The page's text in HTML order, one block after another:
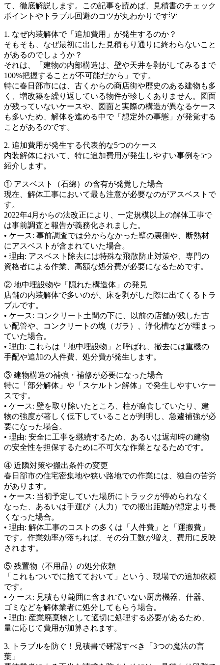
て、徹底解説します。この記事を読めば、見積書のチェック
ポイントやトラブル回避のコツが丸わかりです💡
1. なぜ内装解体で「追加費用」が発生するのか？
そもそも、なぜ最初に出した見積もり通りに終わらないこと
があるのでしょうか？
それは、「建物の内部構造は、壁や天井を剥がしてみるまで
100%把握することが不可能だから」です。
特に春日部市には、古くからの商店街や歴史のある建物も多
く、増改築を繰り返している物件が珍しくありません。図面
が残っていないケースや、図面と実際の構造が異なるケース
も多いため、解体を進める中で「想定外の事態」が発覚する
ことがあるのです。
2. 追加費用が発生する代表的な5つのケース
内装解体において、特に追加費用が発生しやすい事例を5つ
紹介します。
① アスベスト（石綿）の含有が発覚した場合
現在、解体工事において最も注意が必要なのがアスベストで
す。
2022年4月からの法改正により、一定規模以上の解体工事で
は事前調査と報告が義務化されました。
• ケース: 事前調査では分からなかった壁の裏側や、断熱材
にアスベストが含まれていた場合。
• 理由: アスベスト除去には特殊な飛散防止対策や、専門の
資格者による作業、高額な処分費が必要になるためです。
② 地中埋設物や「隠れた構造体」の発見
店舗の内装解体で多いのが、床を剥がした際に出てくるトラ
ブルです。
• ケース: コンクリート土間の下に、以前の店舗が残した古
い配管や、コンクリートの塊（ガラ）、浄化槽などが埋まっ
ていた場合。
• 理由: これらは「地中埋設物」と呼ばれ、撤去には重機の
手配や追加の人件費、処分費が発生します。
③ 建物構造の補強・補修が必要になった場合
特に「部分解体」や「スケルトン解体」で発生しやすいケー
スです。
• ケース: 壁を取り除いたところ、柱が腐食していたり、建
物の強度が著しく低下していることが判明し、急遽補強が必
要になった場合。
• 理由: 安全に工事を継続するため、あるいは返却時の建物
の安全性を担保するために不可欠な作業となるためです。
④ 近隣対策や搬出条件の変更
春日部市の住宅密集地や狭い路地での作業には、独自の苦労
があります。
• ケース: 当初予定していた場所にトラックが停められなく
なった、あるいは手運び（人力）での搬出距離が想定より長
くなった場合。
• 理由: 解体工事のコストの多くは「人件費」と「運搬費」
です。作業効率が落ちれば、その分工数が増え、費用に反映
されます。
⑤ 残置物（不用品）の処分依頼
「これもついでに捨てておいて」という、現場での追加依頼
です。
• ケース: 見積もり範囲に含まれていない厨房機器、什器、
ゴミなどを解体業者に処分してもらう場合。
• 理由: 産業廃棄物として適切に処理する必要があるため、
量に応じて費用が加算されます。
3. トラブルを防ぐ！見積書で確認すべき「3つの魔法の言
葉」